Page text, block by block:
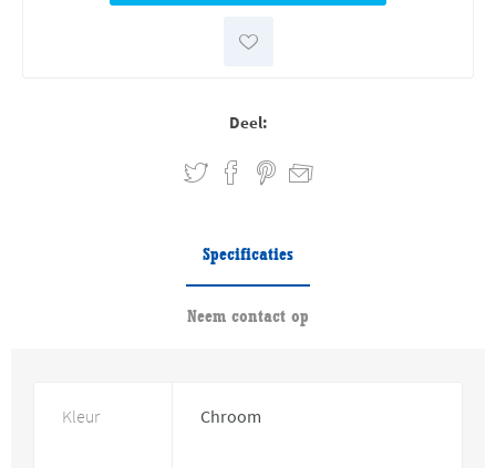
Deel:
Specificaties
Neem contact op
Kleur Chroom